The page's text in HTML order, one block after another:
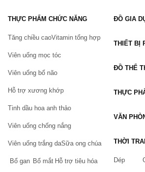
bỉm sơ sinh, tã dán cho trẻ sơ sinh,
trẻ trên 1 tháng tuổi
từ các thương
mức giá khác nhau, phù hợp với nhu
mỗi gia đình.
Bạn có thể mua trực tiếp trên
Hotline: 0932.888.300
Email: cskh@chiaki.vn
Địa chỉ: Tầng 3, tòa A,
282 Nguyễn Huy Tưởng,
Thanh Xuân, Hà Nội.
THỰC PHẨM CHỨC NĂNG
Tăng chiều caoVitamin tổng hợp
Viên uống mọc tóc
Viên uống bổ não
Hỗ trợ xương khớp
Tinh dầu hoa anh thảo
Viên uống chống nắng
Viên uống trắng daSữa ong chúa
Bổ gan Bổ mắt Hỗ trợ tiêu hóa
ĐỒ GIA
THIẾT BỊ
ĐỒ THỂ
THỰC
VĂN
THỜI
Dép